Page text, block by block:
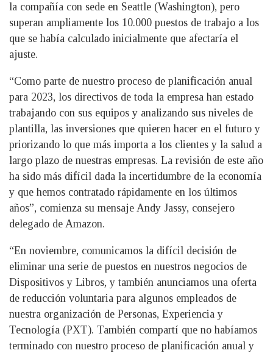
la compañía con sede en Seattle (Washington), pero
superan ampliamente los 10.000 puestos de trabajo a los
que se había calculado inicialmente que afectaría el
ajuste.
“Como parte de nuestro proceso de planificación anual
para 2023, los directivos de toda la empresa han estado
trabajando con sus equipos y analizando sus niveles de
plantilla, las inversiones que quieren hacer en el futuro y
priorizando lo que más importa a los clientes y la salud a
largo plazo de nuestras empresas. La revisión de este año
ha sido más difícil dada la incertidumbre de la economía
y que hemos contratado rápidamente en los últimos
años”, comienza su mensaje Andy Jassy, consejero
delegado de Amazon.
“En noviembre, comunicamos la difícil decisión de
eliminar una serie de puestos en nuestros negocios de
Dispositivos y Libros, y también anunciamos una oferta
de reducción voluntaria para algunos empleados de
nuestra organización de Personas, Experiencia y
Tecnología (PXT). También compartí que no habíamos
terminado con nuestro proceso de planificación anual y